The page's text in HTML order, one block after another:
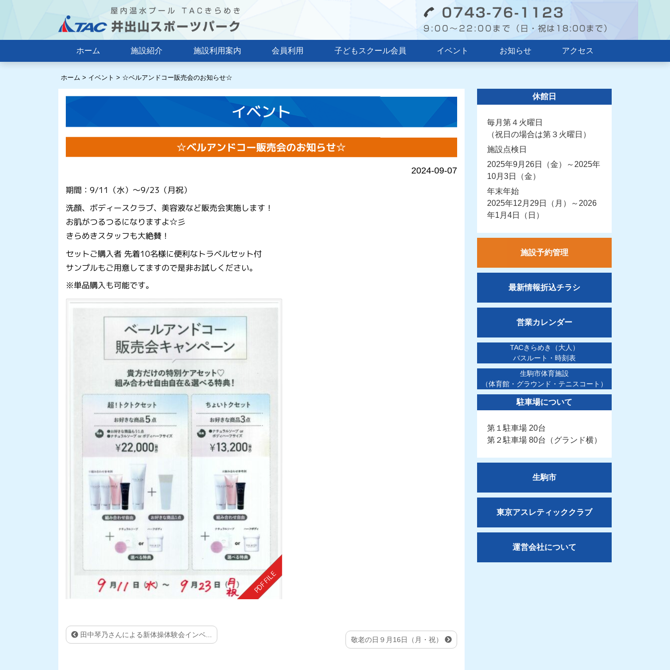
ホーム 施設紹介 施設利用案内 会員利用 子どもスクール会員 イベント お知らせ アクセス
ホーム > イベント > ☆ベルアンドコー販売会のお知らせ☆
イベント
☆ベルアンドコー販売会のお知らせ☆
2024-09-07
期間：9/11（水）～9/23（月祝）
洗顔、ボディースクラブ、美容液など販売会実施します！
お肌がつるつるになりますよ☆彡
きらめきスタッフも大絶賛！
セットご購入者 先着10名様に便利なトラベルセット付
サンプルもご用意してますので是非お試しください。
※単品購入も可能です。
田中琴乃さんによる新体操体験会インベ...
敬老の日９月16日（月・祝）
休館日
毎月第４火曜日
（祝日の場合は第３火曜日）
施設点検日
2025年9月26日（金）～2025年
10月3日（金）
年末年始
2025年12月29日（月）～2026
年1月4日（日）
施設予約管理
最新情報折込チラシ
営業カレンダー
TACきらめき（大人）
バスルート・時刻表
生駒市体育施設
（体育館・グラウンド・テニスコート）
駐車場について
第１駐車場 20台
第２駐車場 80台（グランド横）
生駒市
東京アスレティッククラブ
運営会社について